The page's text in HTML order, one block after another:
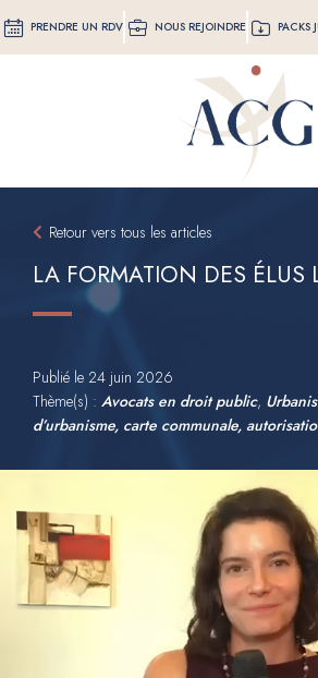
Aller
au
PRENDRE UN RDV NOUS REJOINDRE PACKS
Retour vers tous les articles
LA FORMATION DES ÉLUS
Publié le 24 juin 2026
Thème(s) : Avocats en droit public,
d’urbanisme, carte communale,